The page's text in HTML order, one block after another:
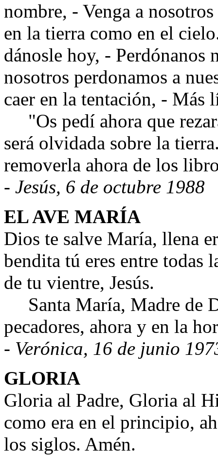
nombre, - Venga a
en la tierra como en el
dánosle hoy, - Perdónanos
nosotros perdonamos a
caer en la tentación, - Más
"Os pedí ahora que
será olvidada sobre la
removerla ahora de los
- Jesús, 6 de octubre 1988
EL AVE MARÍA
Dios te salve María, llena
bendita tú eres entre todas
de tu vientre, Jesús.
Santa María, Madre de
pecadores, ahora y en la
- Verónica, 16 de junio
GLORIA
Gloria al Padre, Gloria al
como era en el principio,
los siglos. Amén.